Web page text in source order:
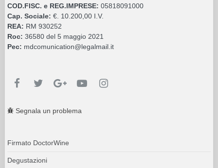
COD.FISC. e REG.IMPRESE: 05818091000
Cap. Sociale: €. 10.200,00 I.V.
REA: RM 930252
Roc: 36580 del 5 maggio 2021
Pec: mdcomunication@legalmail.it
Segnala un problema
Firmato DoctorWine
Degustazioni